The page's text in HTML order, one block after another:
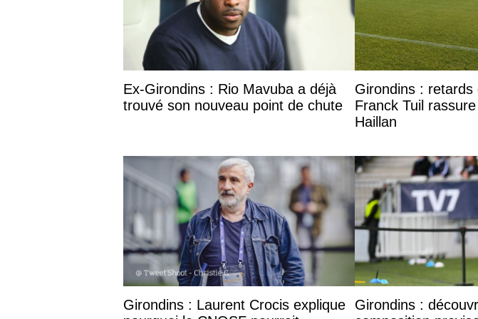
arrive à être régulier, on peut jouer les 5 premières places. Cela
très serré. On est ambitieux, mais on reste modéré, car cela peut
Cédric, c'est votre troisième année comme entraîneur
plait toujours autant ?
Ex-Girondins : Rio Mavuba a déjà
trouvé son nouveau point de chute
Girondins : retards
Franck Tuil
Haillan
Girondins : Laurent Crocis explique
Girondins :